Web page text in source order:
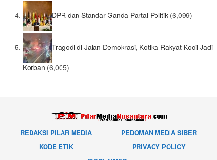
DPR dan Standar Ganda Partai Politik (6,099)
Tragedi di Jalan Demokrasi, Ketika Rakyat Kecil Jadi
Korban (6,005)
REDAKSI PILAR MEDIA
PEDOMAN MEDIA SIBER
KODE ETIK
PRIVACY POLICY